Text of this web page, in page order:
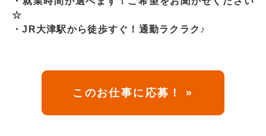
☆
・JR大津駅から徒歩すぐ！通勤ラクラク♪
このお仕事に応募！ »